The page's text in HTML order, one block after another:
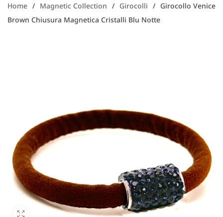
Home / Magnetic Collection / Girocolli / Girocollo Venice
Brown Chiusura Magnetica Cristalli Blu Notte